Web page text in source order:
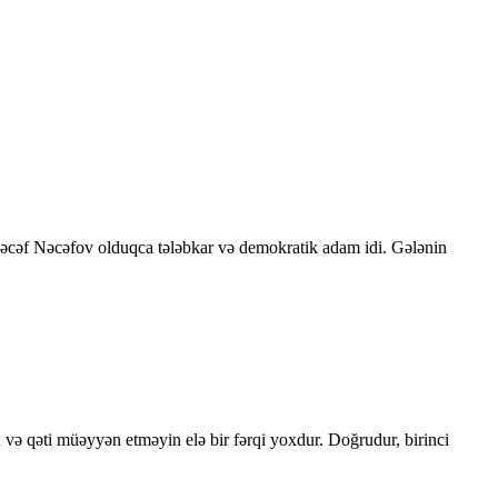
Nəcəfov olduqca tələbkar və demokratik adam idi. Gələnin
və qəti müəyyən etməyin elə bir fərqi yoxdur. Doğrudur, birinci